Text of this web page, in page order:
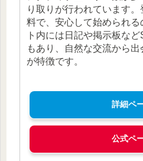
り取りが行われています
料で、安心して始められる
ト内には日記や掲示板な
もあり、自然な交流から
が特徴です。
詳細ペ
公式ペ